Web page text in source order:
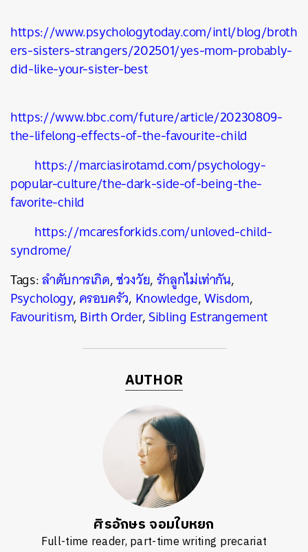
https://www.psychologytoday.com/intl/blog/broth
ers-sisters-strangers/202501/yes-mom-probably-
did-like-your-sister-best
https://www.bbc.com/future/article/20230809-
the-lifelong-effects-of-the-favourite-child
https://marciasirotamd.com/psychology-
popular-culture/the-dark-side-of-being-the-
favorite-child
https://mcaresforkids.com/unloved-child-
syndrome/
Tags:ลำดับการเกิด,ช่วงวัย,รักลูกไม่เท่ากัน,
Psychology,ครอบครัว, Knowledge,Wisdom,
Favouritism,Birth Order,Sibling Estrangement
AUTHOR
ศิรอักษร จอมใบหยก
Full-time reader, part-time writing precariat